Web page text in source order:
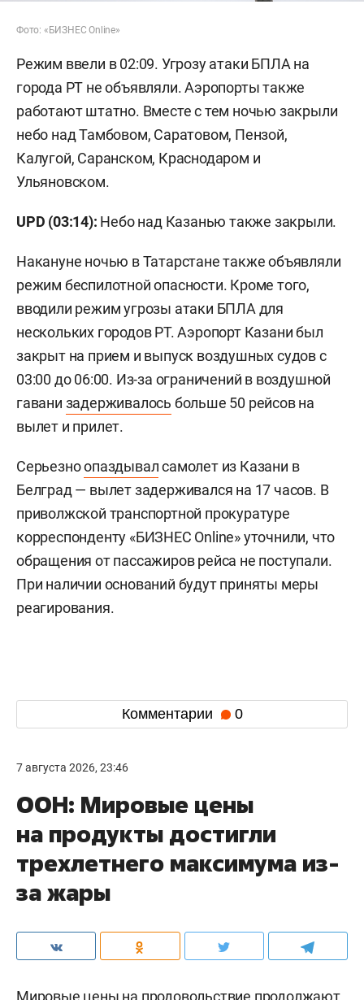
Фото: «БИЗНЕС Online»
Режим ввели в 02:09. Угрозу атаки БПЛА на
города РТ не объявляли. Аэропорты также
работают штатно. Вместе с тем ночью закрыли
небо над Тамбовом, Саратовом, Пензой,
Калугой, Саранском, Краснодаром и
Ульяновском.
UPD (03:14): Небо над Казанью также закрыли.
Накануне ночью в Татарстане также объявляли
режим беспилотной опасности. Кроме того,
вводили режим угрозы атаки БПЛА для
нескольких городов РТ. Аэропорт Казани был
закрыт на прием и выпуск воздушных судов с
03:00 до 06:00. Из-за ограничений в воздушной
гавани задерживалось больше 50 рейсов на
вылет и прилет.
Серьезноопаздывалсамолет из Казани в
Белград — вылет задерживался на 17 часов. В
приволжской транспортной прокуратуре
корреспонденту «БИЗНЕС Online» уточнили, что
обращения от пассажиров рейса не поступали.
При наличии оснований будут приняты меры
реагирования.
Комментарии 0
7 августа 2026, 23:46
ООН: Мировые цены
на продукты достигли
трехлетнего максимума из-
за жары
Мировые цены на продовольствие продолжают